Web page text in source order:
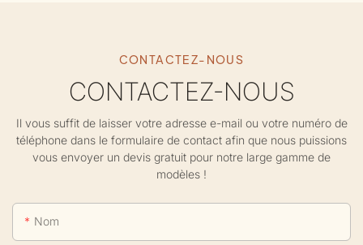
CONTACTEZ-NOUS
CONTACTEZ-NOUS
Il vous suffit de laisser votre adresse e-mail ou votre numéro de
téléphone dans le formulaire de contact afin que nous puissions
vous envoyer un devis gratuit pour notre large gamme de
modèles !
Nom